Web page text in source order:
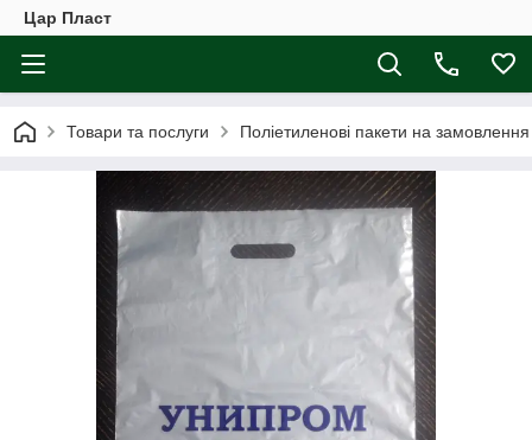
Цар Пласт
Товари та послуги Поліетиленові пакети на замовлення